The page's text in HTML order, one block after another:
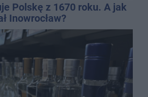
Polskę z 1670 roku. A jak
Inowrocław?